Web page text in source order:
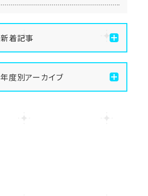
新着記事
【大宮第二】公式LINEから
🔶かんたん＆便利🔶に学校
見学しちゃおう✨
年度別アーカイブ